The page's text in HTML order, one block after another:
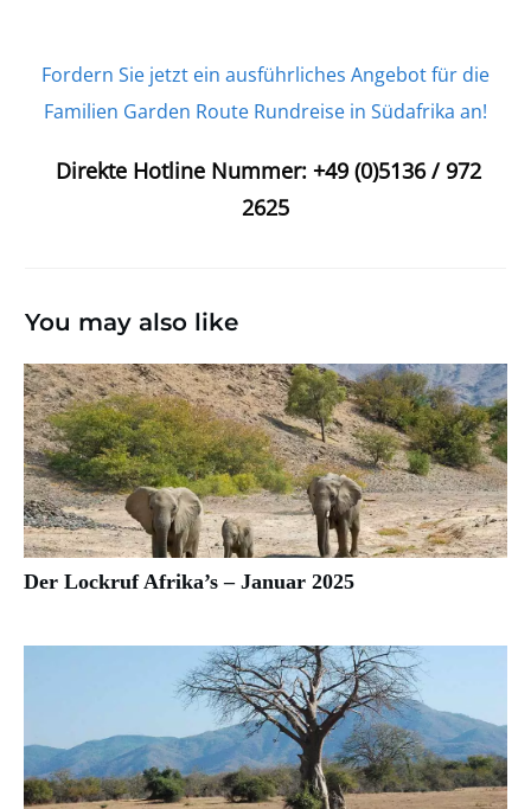
Fordern Sie jetzt ein ausführliches Angebot für die
Familien Garden Route Rundreise in Südafrika an!
Direkte Hotline Nummer: +49 (0)5136 / 972
2625
You may also like
Der Lockruf Afrika’s – Januar 2025